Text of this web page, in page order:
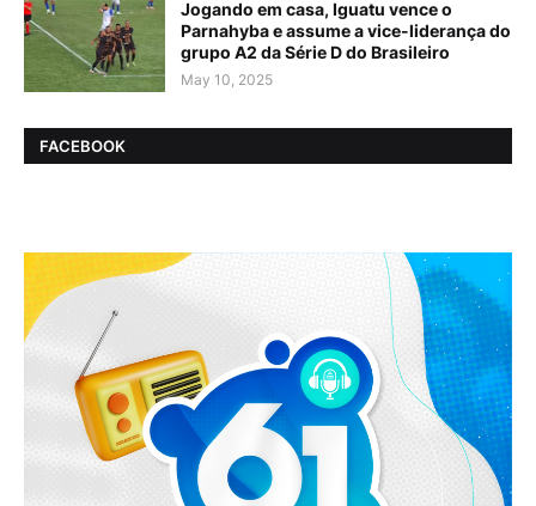
Jogando em casa, Iguatu vence o
Parnahyba e assume a vice-liderança do
grupo A2 da Série D do Brasileiro
May 10, 2025
FACEBOOK